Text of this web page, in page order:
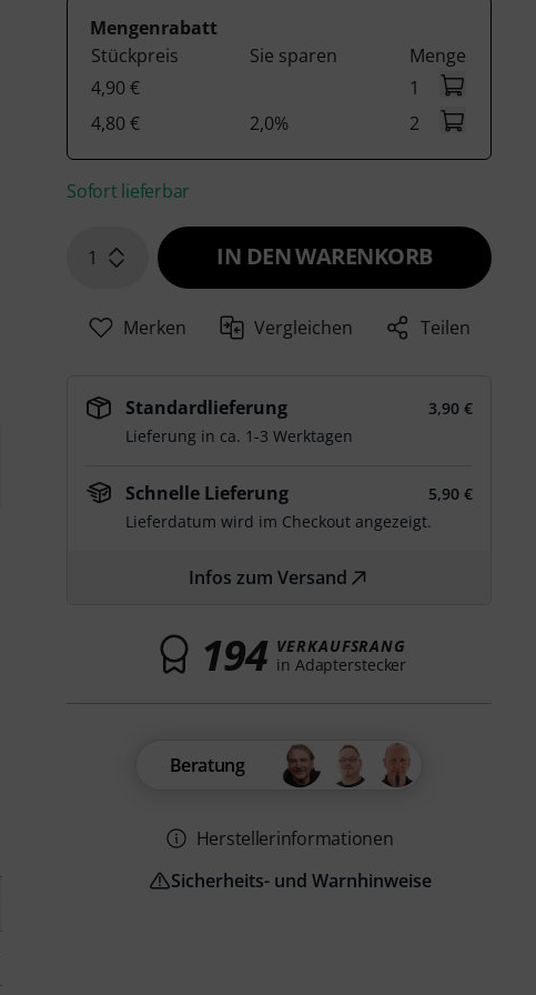
Mengenrabatt
Stückpreis
Sie sparen
Menge
4,90 €
1
4,80 €
2,0% 2
Sofort lieferbar
1 IN DEN WARENKORB
Merken Vergleichen Teilen
Standardlieferung
3,90 €
Lieferung in ca. 1-3 Werktagen
Schnelle Lieferung
5,90 €
Lieferdatum wird im Checkout angezeigt.
Infos zum Versand
194 VERKAUFSRANG
in Adapterstecker
Beratung
Herstellerinformationen
Sicherheits- und Warnhinweise